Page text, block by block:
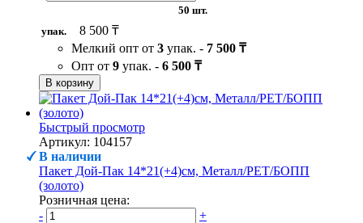
50 шт.
упак.
8 500 ₸
Мелкий опт от 3 упак. - 7 500 ₸
Опт от 9 упак. - 6 500 ₸
В корзину
Быстрый просмотр
Артикул: 104157
В наличии
Пакет Дой-Пак 14*21(+4)см, Металл/PET/БОПП
(золото)
Розничная цена:
-
+